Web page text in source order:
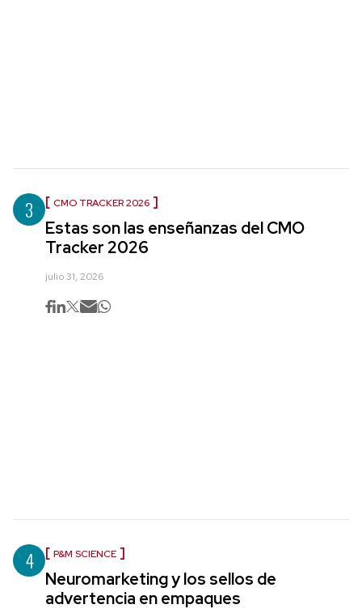
3 CMO TRACKER 2026
Estas son las enseñanzas del CMO
Tracker 2026
julio 31, 2026
4 P&M SCIENCE
Neuromarketing y los sellos de
advertencia en empaques